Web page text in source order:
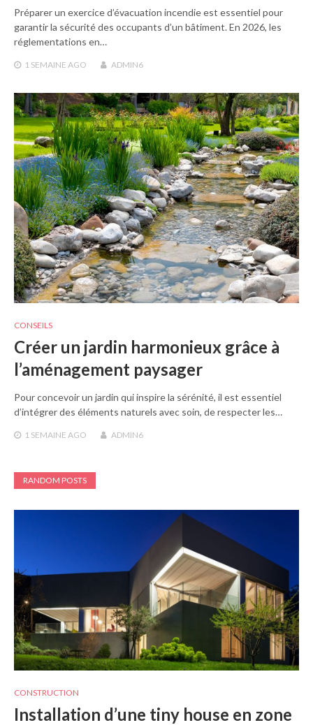
Préparer un exercice d’évacuation incendie est essentiel pour
garantir la sécurité des occupants d’un bâtiment. En 2026, les
réglementations en…
1 SEMAINE AGO ADMIN6
CONSEILS
Créer un jardin harmonieux grâce à
l’aménagement paysager
Pour concevoir un jardin qui inspire la sérénité, il est essentiel
d’intégrer des éléments naturels avec soin, de respecter les…
1 SEMAINE AGO ADMIN6
RANDOM POSTS
CONSTRUCTION
Installation d’une tiny house en zone